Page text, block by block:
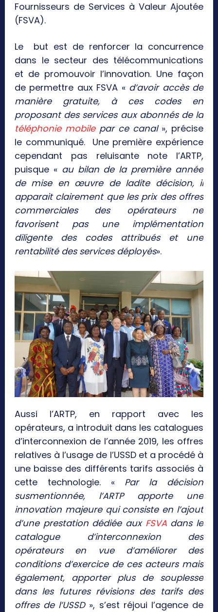
Fournisseurs de Services à Valeur Ajoutée
(FSVA).
Le but est de renforcer la concurrence
dans le secteur des télécommunications
et de promouvoir l’innovation. Une façon
de permettre aux FSVA « d’avoir accès de
manière gratuite, à ces codes en
proposant des services aux abonnés de la
téléphonie mobilepar ce canal», précise
le communiqué. Une première expérience
cependant pas reluisante note l’ARTP,
puisque « au bilan de la première année
de mise en œuvre de ladite décision, il
apparait clairement que les prix des offres
commerciales des opérateurs ne
favorisent pas une implémentation
diligente des codes attribués et une
rentabilité des services déployés».
Aussi l’ARTP, en rapport avec les
opérateurs, a introduit dans les catalogues
d’interconnexion de l’année 2019, les offres
relatives à l’usage de l’USSD et a procédé à
une baisse des différents tarifs associés à
cette technologie. « Par la décision
susmentionnée, l’ARTP apporte une
innovation majeure qui consiste en l’ajout
d’une prestation dédiée aux FSVA dans le
catalogue d’interconnexion des
opérateurs en vue d’améliorer des
conditions d’exercice de ces acteurs mais
également, apporter plus de souplesse
dans les futures révisions des tarifs des
offres de l’USSD », s’est réjoui l’agence de